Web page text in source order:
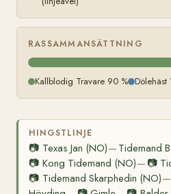
RASSAMMANSÄTTNING
Kallblodig Travare 90 % Dölehäst
HINGSTLINJE
📷 Texas Jan (NO)— Tidemand
📷 Kong Tidemand (NO)— 📷
📷 Tidemand Skarphedin (NO)—